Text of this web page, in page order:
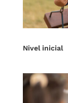
Nivel inicial